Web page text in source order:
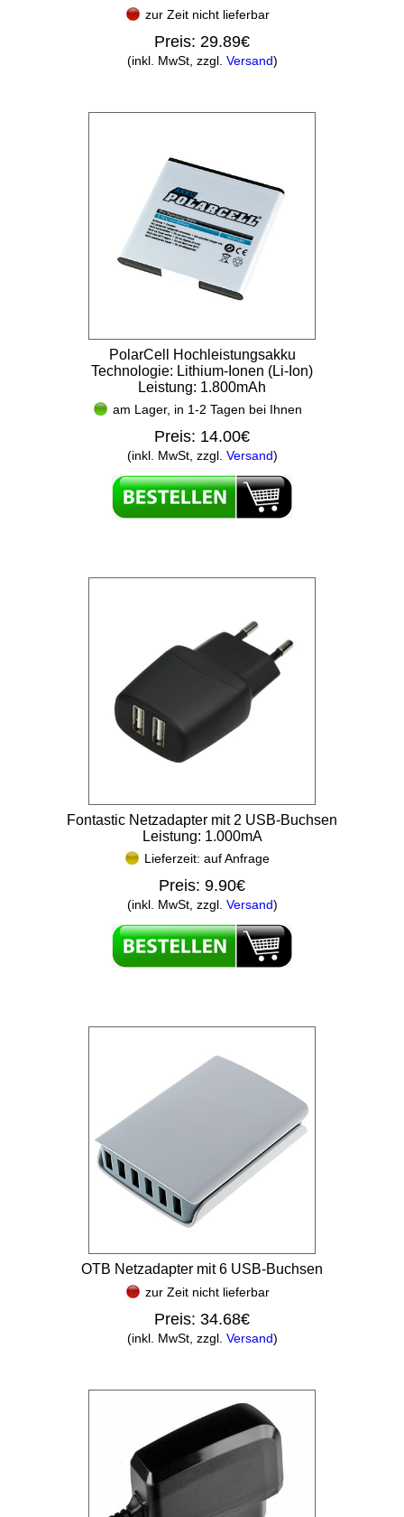
zur Zeit nicht lieferbar
Preis: 29.89€
(inkl. MwSt, zzgl. Versand)
PolarCell Hochleistungsakku
Technologie: Lithium-Ionen (Li-Ion)
Leistung: 1.800mAh
am Lager, in 1-2 Tagen bei Ihnen
Preis: 14.00€
(inkl. MwSt, zzgl. Versand)
Fontastic Netzadapter mit 2 USB-Buchsen
Leistung: 1.000mA
Lieferzeit: auf Anfrage
Preis: 9.90€
(inkl. MwSt, zzgl. Versand)
OTB Netzadapter mit 6 USB-Buchsen
zur Zeit nicht lieferbar
Preis: 34.68€
(inkl. MwSt, zzgl. Versand)